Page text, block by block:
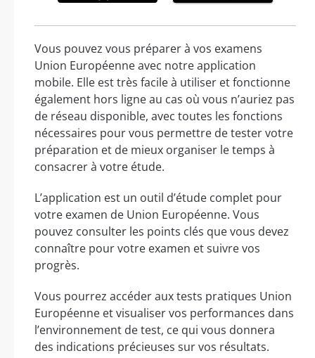
Vous pouvez vous préparer à vos examens
Union Européenne avec notre application
mobile. Elle est très facile à utiliser et fonctionne
également hors ligne au cas où vous n’auriez pas
de réseau disponible, avec toutes les fonctions
nécessaires pour vous permettre de tester votre
préparation et de mieux organiser le temps à
consacrer à votre étude.
L’application est un outil d’étude complet pour
votre examen de Union Européenne. Vous
pouvez consulter les points clés que vous devez
connaître pour votre examen et suivre vos
progrès.
Vous pourrez accéder aux tests pratiques Union
Européenne et visualiser vos performances dans
l’environnement de test, ce qui vous donnera
des indications précieuses sur vos résultats.